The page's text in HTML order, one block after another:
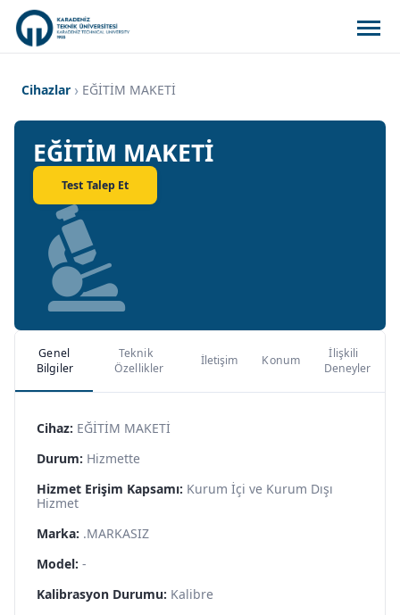
Cihazlar EĞİTİM MAKETİ
EĞİTİM MAKETİ
Test Talep Et
Genel
Bilgiler
Teknik
Özellikler
İletişim Konum
İlişkili
Deneyler
Cihaz: EĞİTİM MAKETİ
Durum: Hizmette
Hizmet Erişim Kapsamı: Kurum İçi ve Kurum Dışı
Hizmet
Marka: .MARKASIZ
Model: -
Kalibrasyon Durumu: Kalibre